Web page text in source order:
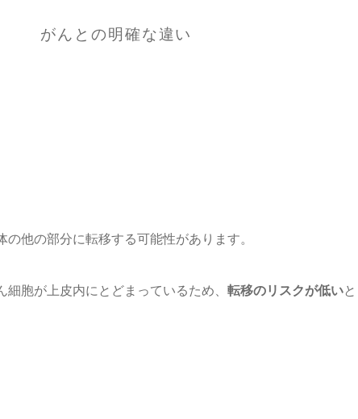
がんとの明確な違い
の他の部分に転移する可能性があります。
細胞が上皮内にとどまっているため、転移のリスクが低いと